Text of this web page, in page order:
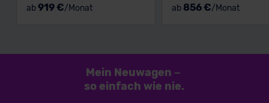
ab919 €/Monat
ab 856 €/Monat
Mein Neuwagen –
so einfach wie nie.